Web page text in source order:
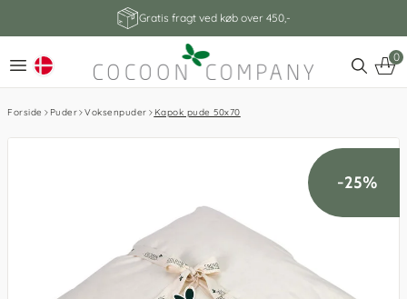
Gratis fragt ved køb over 450,-
0
Forside Puder Voksenpuder Kapok pude 50x70
-25%